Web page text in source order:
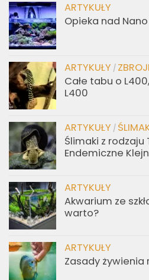
ARTYKUŁY
Opieka nad
ARTYKUŁY /
Całe tabu o
L400
ARTYKUŁY /
Ślimaki z
Endemiczne
ARTYKUŁY
Akwarium ze
warto?
ARTYKUŁY
Zasady żywienia